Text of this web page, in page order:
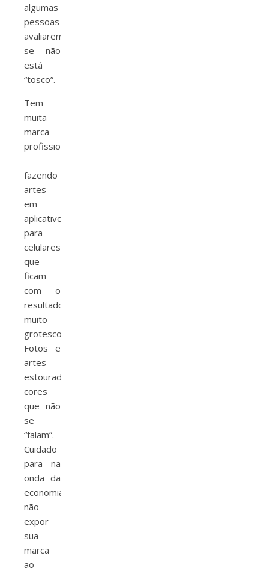
algumas
pessoas
avaliarem
se não
está
“tosco”.
Tem
muita
marca –
profissionais
–
fazendo
artes
em
aplicativos
para
celulares
que
ficam
com o
resultado
muito
grotesco.
Fotos e
artes
estouradas,
cores
que não
se
“falam”.
Cuidado
para na
onda da
economia
não
expor
sua
marca
ao